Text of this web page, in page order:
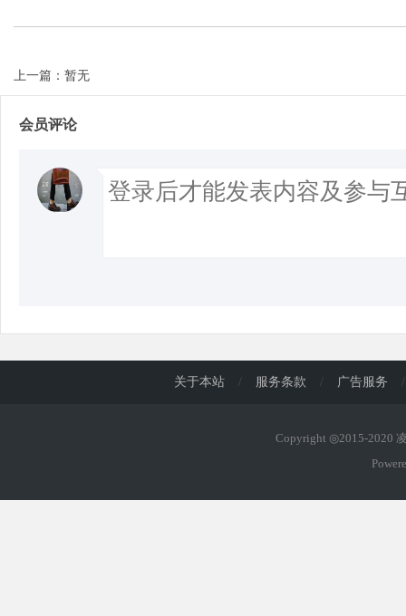
上一篇：暂无
会员评论
关于本站 / 服务条款 / 广告服务 /
Copyright ◎2015-2020